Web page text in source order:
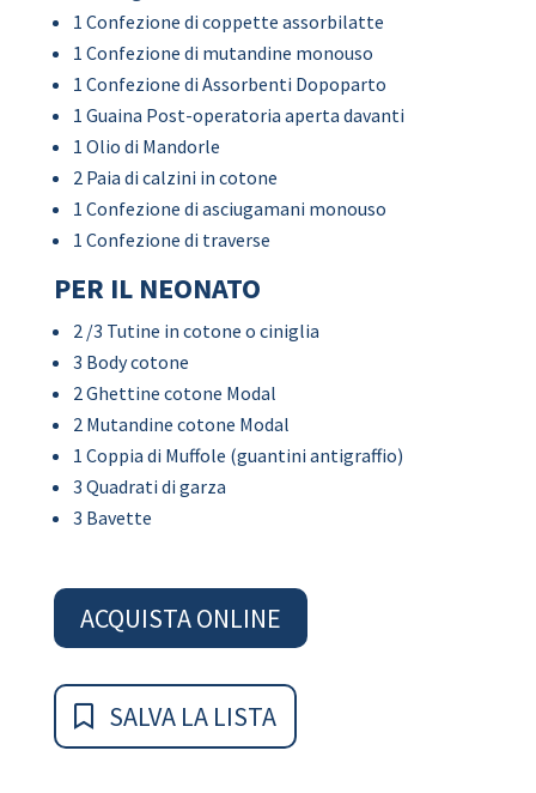
1 Confezione di coppette assorbilatte
1 Confezione di mutandine monouso
1 Confezione di Assorbenti Dopoparto
1 Guaina Post-operatoria aperta davanti
1 Olio di Mandorle
2 Paia di calzini in cotone
1 Confezione di asciugamani monouso
1 Confezione di traverse
PER IL NEONATO
2 /3 Tutine in cotone o ciniglia
3 Body cotone
2 Ghettine cotone Modal
2 Mutandine cotone Modal
1 Coppia di Muffole (guantini antigraffio)
3 Quadrati di garza
3 Bavette
ACQUISTA ONLINE
SALVA LA LISTA